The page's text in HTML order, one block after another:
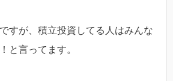
すが、積立投資してる人はみんな
と言ってます。